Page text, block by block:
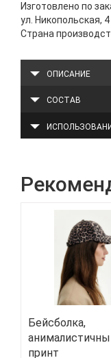
Изготовлено по
ул. Никопольская, 4
Страна
ОПИСАНИЕ
СОСТАВ
Бейсболка,
принт